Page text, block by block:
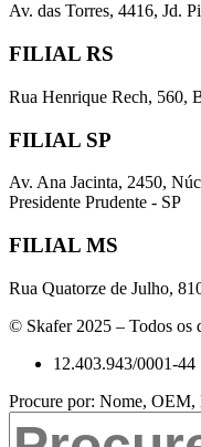
Av. das Torres, 4416, Jd.
FILIAL RS
Rua Henrique Rech, 560,
FILIAL SP
Av. Ana Jacinta, 2450,
Presidente Prudente - SP
FILIAL MS
Rua Quatorze de Julho,
© Skafer 2025 – Todos os
12.403.943/0001-44
Procure por: Nome,